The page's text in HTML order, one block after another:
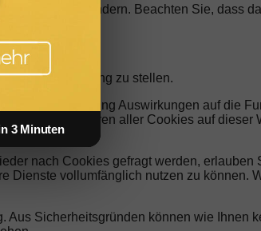
ändern. Beachten Sie, dass
können.
zur Verfügung zu stellen.
hat die Ablehnung Auswirkungen auf die
das Blockieren aller Cookies auf dieser
nach Cookies gefragt werden, erlauben
Dienste vollumfänglich nutzen zu können.
Sicherheitsgründen können wie Ihnen
3 Minuten